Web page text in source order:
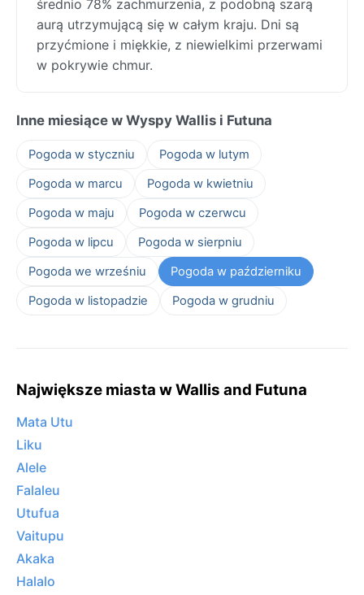
średnio 78% zachmurzenia, z podobną szarą
aurą utrzymującą się w całym kraju. Dni są
przyćmione i miękkie, z niewielkimi przerwami
w pokrywie chmur.
Inne miesiące w Wyspy Wallis i Futuna
Pogoda w styczniu
Pogoda w lutym
Pogoda w marcu
Pogoda w kwietniu
Pogoda w maju
Pogoda w czerwcu
Pogoda w lipcu
Pogoda w sierpniu
Pogoda we wrześniu
Pogoda w październiku
Pogoda w listopadzie
Pogoda w grudniu
Największe miasta w Wallis and Futuna
Mata Utu
Liku
Alele
Falaleu
Utufua
Vaitupu
Akaka
Halalo